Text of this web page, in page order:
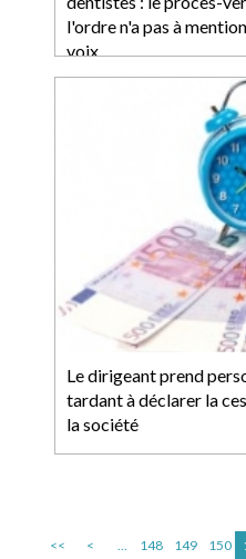
l'ordre n'a pas à
voix
Le dirigeant prend
tardant à déclarer la
la société
<< < ... 148 149 150